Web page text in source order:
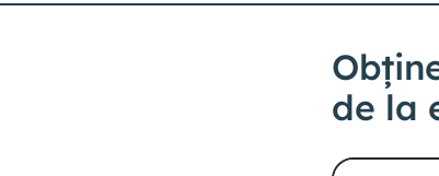
de la